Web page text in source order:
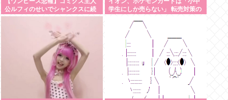
公ルフィのせいでシャンクスに続
きギャバンの腕も無くなるwww
学生にしか売らない」 転売対策の